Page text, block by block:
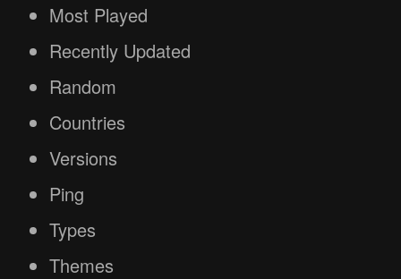
Most Played
Recently Updated
Random
Countries
Versions
Ping
Types
Themes